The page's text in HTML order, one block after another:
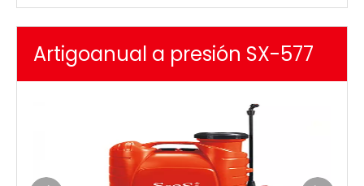
Artigoanual a presión SX-577